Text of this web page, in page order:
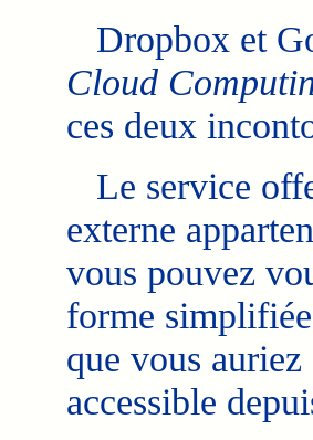
Dropbox et
Cloud
ces deux
Le service
externe
vous pouvez
forme
que vous
accessible